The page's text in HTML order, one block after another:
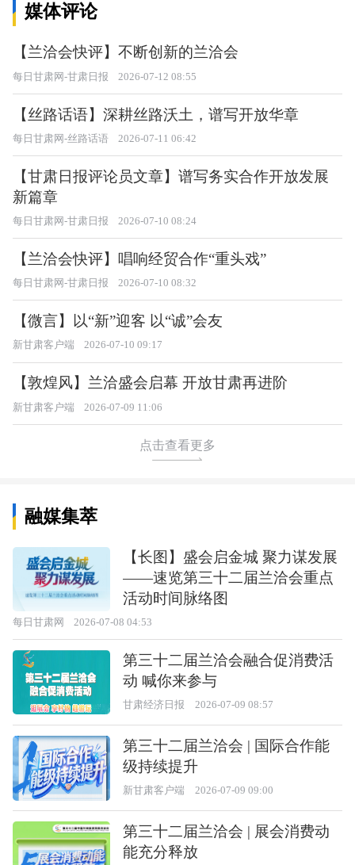
媒体评论
【兰洽会快评】不断创新的兰洽会
每日甘肃网-甘肃日报 2026-07-12 08:55
【丝路话语】深耕丝路沃土，谱写开放华章
每日甘肃网-丝路话语 2026-07-11 06:42
【甘肃日报评论员文章】谱写务实合作开放发展
新篇章
每日甘肃网-甘肃日报 2026-07-10 08:24
【兰洽会快评】唱响经贸合作“重头戏”
每日甘肃网-甘肃日报 2026-07-10 08:32
【微言】以“新”迎客 以“诚”会友
新甘肃客户端 2026-07-10 09:17
【敦煌风】兰洽盛会启幕 开放甘肃再进阶
新甘肃客户端 2026-07-09 11:06
点击查看更多
融媒集萃
【长图】盛会启金城 聚力谋发展
——速览第三十二届兰洽会重点
活动时间脉络图
每日甘肃网 2026-07-08 04:53
第三十二届兰洽会融合促消费活
动 喊你来参与
甘肃经济日报 2026-07-09 08:57
第三十二届兰洽会 | 国际合作能
级持续提升
新甘肃客户端 2026-07-09 09:00
第三十二届兰洽会 | 展会消费动
能充分释放